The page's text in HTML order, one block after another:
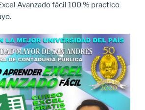
Avanzado fácil 100 % practico